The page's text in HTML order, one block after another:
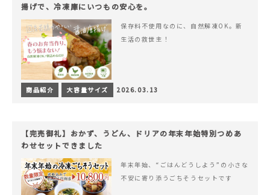
揚げで、冷凍庫にいつもの安心を。
保存料不使用なのに、自然解凍OK。新
生活の救世主！
商品紹介 大容量サイズ 2026.03.13
【完売御礼】おかず、うどん、ドリアの年末年始特別つめあ
わせセットできました
年末年始、“ごはんどうしよう”の小さな
不安に寄り添うごちそうセットです